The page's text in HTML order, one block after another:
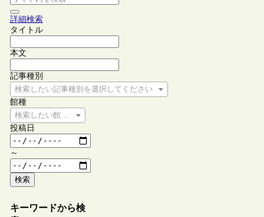
詳細検索
タイトル
本文
記事種別
検索したい記事種別を選択してください
館種
検索したい館種を選択してください
投稿日
～
検索
キーワードから検